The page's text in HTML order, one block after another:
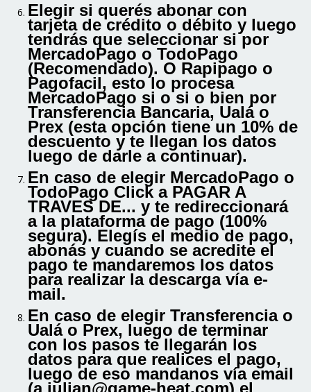
Elegir si querés abonar con
tarjeta de crédito o débito y luego
tendrás que seleccionar si por
MercadoPago o TodoPago
(Recomendado). O Rapipago o
Pagofacil, esto lo procesa
MercadoPago si o si o bien por
Transferencia Bancaria, Ualá o
Prex (esta opción tiene un 10% de
descuento y te llegan los datos
luego de darle a continuar).
En caso de elegir MercadoPago o
TodoPago Click a PAGAR A
TRAVES DE... y te redireccionará
a la plataforma de pago (100%
segura). Elegís el medio de pago,
abonás y cuando se acredite el
pago te mandaremos los datos
para realizar la descarga vía e-
mail.
En caso de elegir Transferencia o
Ualá o Prex, luego de terminar
con los pasos te llegarán los
datos para que realices el pago,
luego de eso mandanos vía email
(a julian@game-heat.com) el